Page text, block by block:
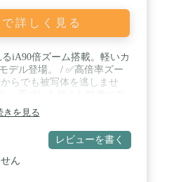
詳しく見る
iA90倍ズーム搭載。軽いカ
デル登場。 / ✅高倍率ズー
らでも被写体を逃しませ
型軽量で持ち運びもラクラ
所を選びません。 / ✅外形
奥行129mm(同梱バッ
きを見る
レビューを書く
ん